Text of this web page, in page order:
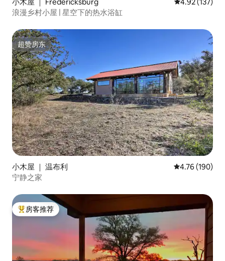
浪漫乡村小屋 | 星空下的热水浴缸
超赞房东
超赞房东
小木屋 ｜ 温布利 平均评分 4.76
4.76 (190)
宁静之家
热门「房客推荐」
房客推荐